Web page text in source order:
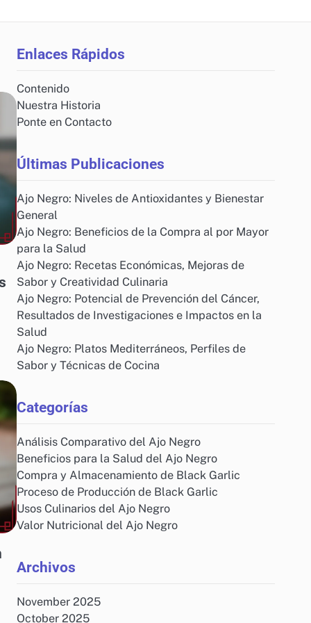
Enlaces Rápidos
Contenido
Nuestra Historia
Ponte en Contacto
Últimas Publicaciones
Ajo Negro: Niveles de Antioxidantes y Bienestar
General
Ajo Negro: Beneficios de la Compra al por Mayor
para la Salud
Ajo Negro: Recetas Económicas, Mejoras de
Sabor y Creatividad Culinaria
Ajo Negro: Potencial de Prevención del Cáncer,
Resultados de Investigaciones e Impactos en la
Salud
Ajo Negro: Platos Mediterráneos, Perfiles de
Sabor y Técnicas de Cocina
Categorías
Análisis Comparativo del Ajo Negro
Beneficios para la Salud del Ajo Negro
Compra y Almacenamiento de Black Garlic
Proceso de Producción de Black Garlic
Usos Culinarios del Ajo Negro
Valor Nutricional del Ajo Negro
Archivos
November 2025
October 2025